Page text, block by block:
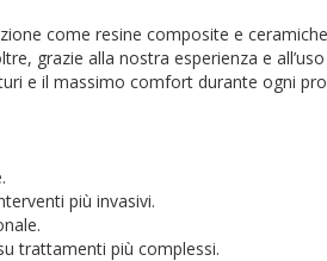
come resine composite e
grazie alla nostra esperienza e
e il massimo comfort durante ogni
più invasivi.
trattamenti più complessi.